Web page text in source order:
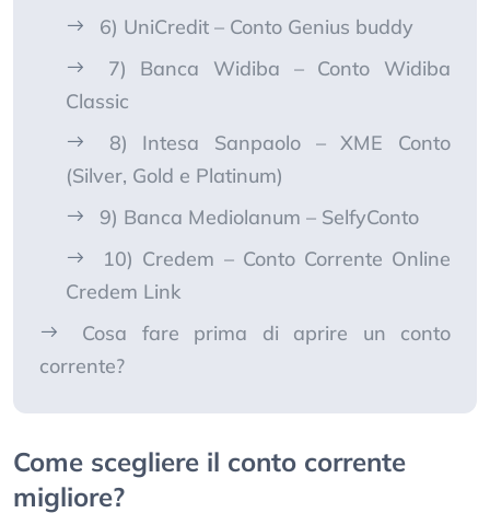
6) UniCredit – Conto Genius buddy
7) Banca Widiba – Conto Widiba
Classic
8) Intesa Sanpaolo – XME Conto
(Silver, Gold e Platinum)
9) Banca Mediolanum – SelfyConto
10) Credem – Conto Corrente Online
Credem Link
Cosa fare prima di aprire un conto
corrente?
Come scegliere il conto corrente
migliore?